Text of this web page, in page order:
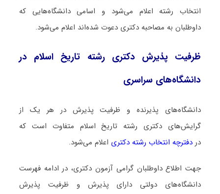
انتخاب رشته اعلام می‌شود و اسامی دانشگاه‌هایی که
داوطلبان به مصاحبه دکتری دعوت شده‌اند اعلام می‌شود.
ظرفیت پذیرش دکتری رشته ﺗﺎرﻳﺦ اﺳﻼم در
دانشگاه‌های سراسری
دانشگاه‌های پذیرنده و ظرفیت پذیرش در هر یک از
گرایش‌های دکتری رشته ﺗﺎرﻳﺦ اﺳﻼم متفاوت است که
در دفترچه انتخاب رشته دکتری اعلام می‌شود.
جهت اطلاع داوطلبان گرامی آزمون دکتری، در ادامه فهرست
دانشگاه‌های دولتی دارای پذیرش و ظرفیت پذیرش